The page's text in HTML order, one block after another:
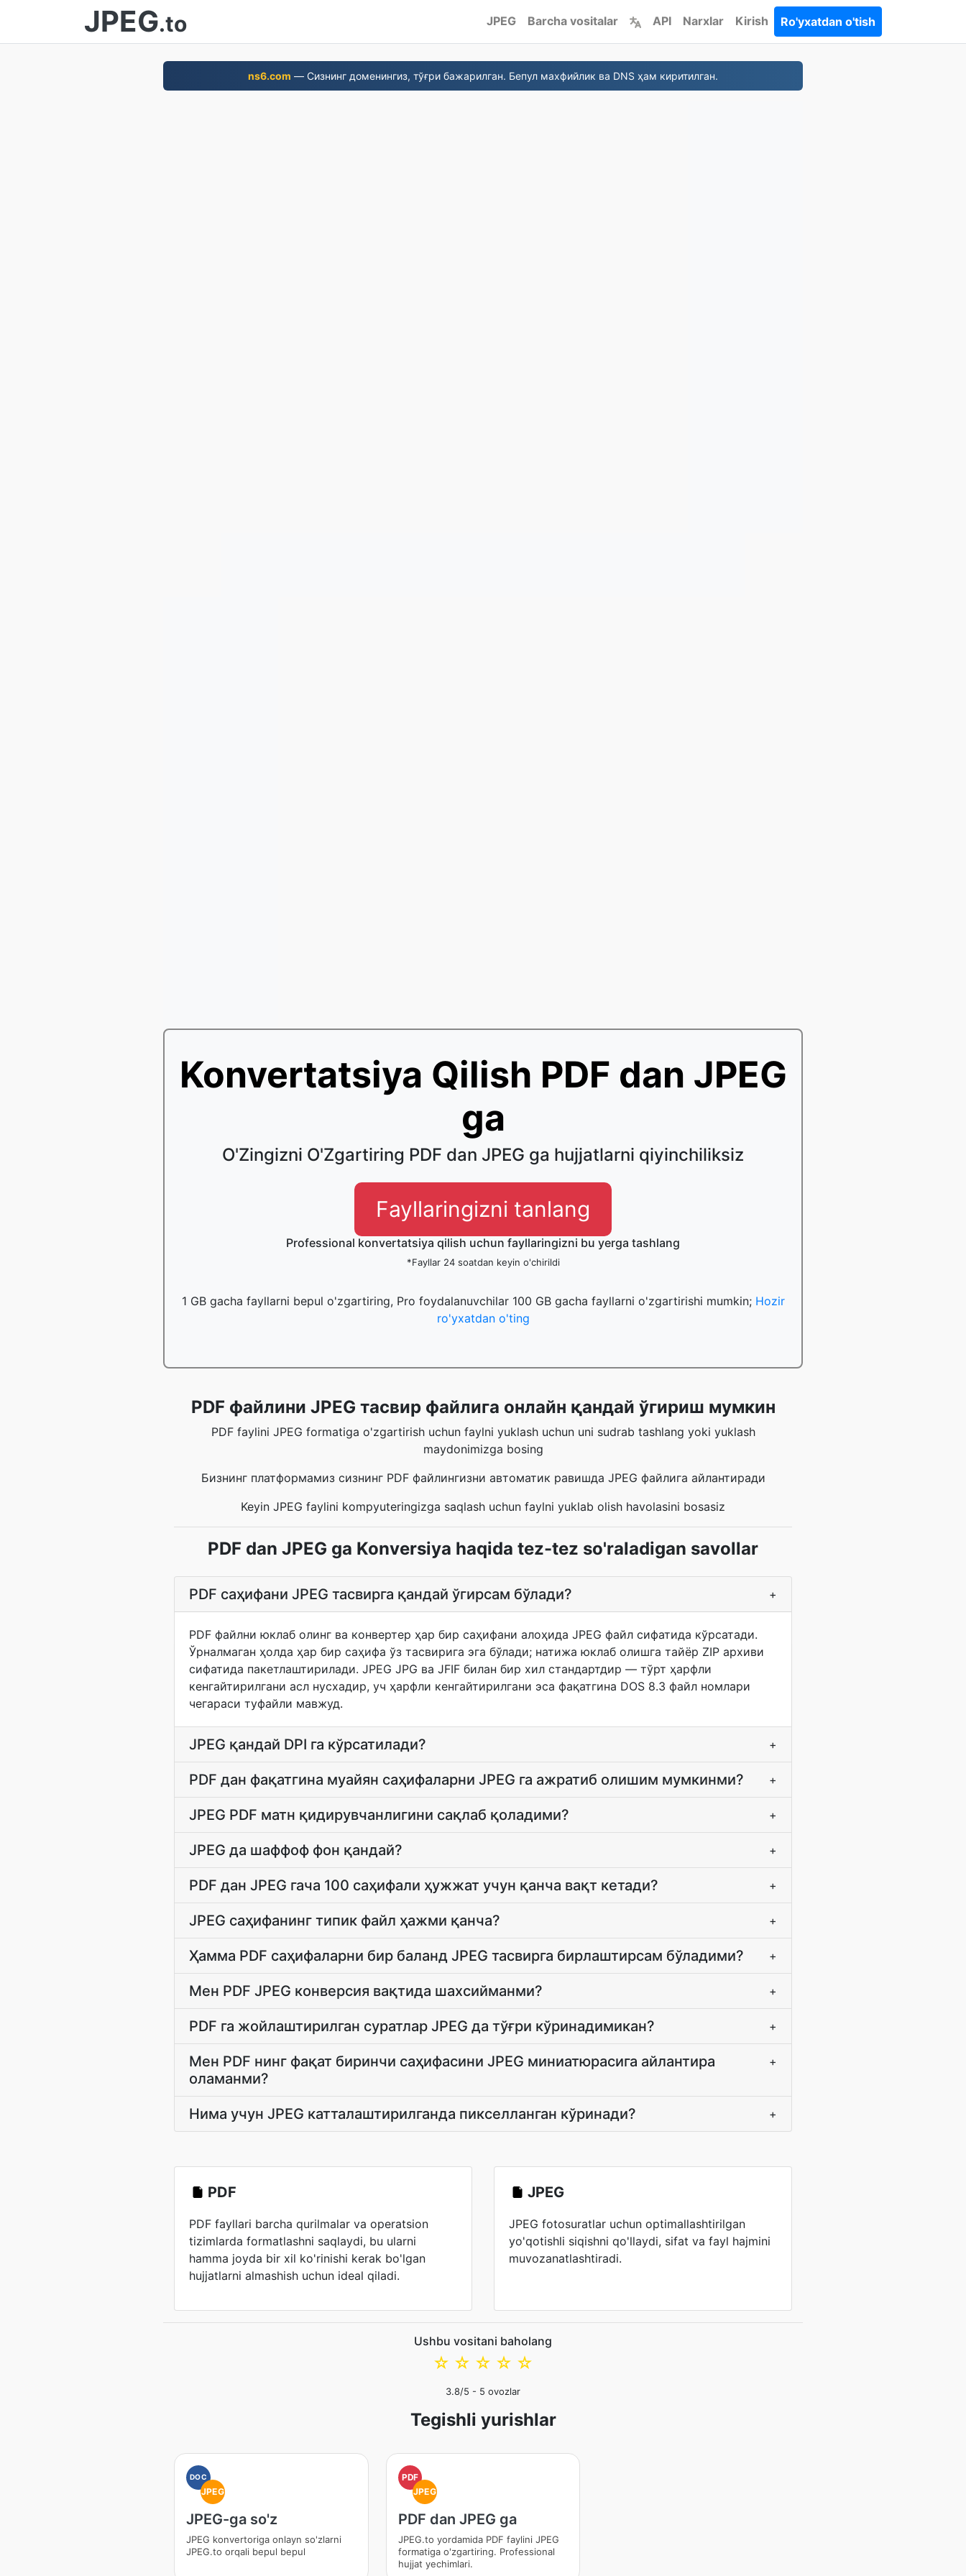
JPEG.to JPEG Barcha vositalar API Narxlar Kirish Ro'yxatdan o'tish
ns6.com — Сизнинг доменингиз, тўғри бажарилган. Бепул махфийлик ва DNS ҳам киритилган.
Konvertatsiya Qilish PDF dan JPEG
ga
O'Zingizni O'Zgartiring PDF dan JPEG ga hujjatlarni qiyinchiliksiz
Fayllaringizni tanlang
Professional konvertatsiya qilish uchun fayllaringizni bu yerga tashlang
*Fayllar 24 soatdan keyin o'chirildi
1 GB gacha fayllarni bepul o'zgartiring, Pro foydalanuvchilar 100 GB gacha fayllarni o'zgartirishi mumkin; Hozir
ro'yxatdan o'ting
PDF файлини JPEG тасвир файлига онлайн қандай ўгириш мумкин
PDF faylini JPEG formatiga o'zgartirish uchun faylni yuklash uchun uni sudrab tashlang yoki yuklash
maydonimizga bosing
Бизнинг платформамиз сизнинг PDF файлингизни автоматик равишда JPEG файлига айлантиради
Keyin JPEG faylini kompyuteringizga saqlash uchun faylni yuklab olish havolasini bosasiz
PDF dan JPEG ga Konversiya haqida tez-tez so'raladigan savollar
PDF саҳифани JPEG тасвирга қандай ўгирсам бўлади? +
PDF файлни юклаб олинг ва конвертер ҳар бир саҳифани алоҳида JPEG файл сифатида кўрсатади.
Ўрналмаган ҳолда ҳар бир саҳифа ўз тасвирига эга бўлади; натижа юклаб олишга тайёр ZIP архиви
сифатида пакетлаштирилади. JPEG JPG ва JFIF билан бир хил стандартдир — тўрт ҳарфли
кенгайтирилгани асл нусхадир, уч ҳарфли кенгайтирилгани эса фақатгина DOS 8.3 файл номлари
чегараси туфайли мавжуд.
JPEG қандай DPI га кўрсатилади? +
PDF дан фақатгина муайян саҳифаларни JPEG га ажратиб олишим мумкинми? +
JPEG PDF матн қидирувчанлигини сақлаб қоладими? +
JPEG да шаффоф фон қандай? +
PDF дан JPEG гача 100 саҳифали ҳужжат учун қанча вақт кетади? +
JPEG саҳифанинг типик файл ҳажми қанча? +
Ҳамма PDF саҳифаларни бир баланд JPEG тасвирга бирлаштирсам бўладими? +
Мен PDF JPEG конверсия вақтида шахсийманми? +
PDF га жойлаштирилган суратлар JPEG да тўғри кўринадимикан? +
Мен PDF нинг фақат биринчи саҳифасини JPEG миниатюрасига айлантира
оламанми?
+
Нима учун JPEG катталаштирилганда пикселланган кўринади? +
PDF
PDF fayllari barcha qurilmalar va operatsion
tizimlarda formatlashni saqlaydi, bu ularni
hamma joyda bir xil ko'rinishi kerak bo'lgan
hujjatlarni almashish uchun ideal qiladi.
JPEG
JPEG fotosuratlar uchun optimallashtirilgan
yo'qotishli siqishni qo'llaydi, sifat va fayl hajmini
muvozanatlashtiradi.
Ushbu vositani baholang
☆
☆
☆
☆
☆
3.8/5 - 5 ovozlar
Tegishli yurishlar
DOC
JPEG
JPEG-ga so'z
JPEG konvertoriga onlayn so'zlarni
JPEG.to orqali bepul bepul
PDF
JPEG
PDF dan JPEG ga
JPEG.to yordamida PDF faylini JPEG
formatiga o'zgartiring. Professional
hujjat yechimlari.